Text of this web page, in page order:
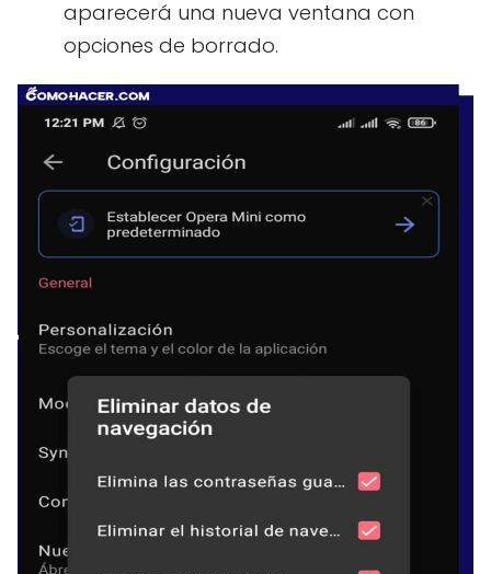
aparecerá una nueva ventana con
opciones de borrado.